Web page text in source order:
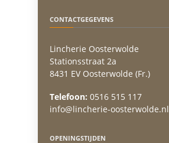
CONTACTGEGEVENS
Lincherie Oosterwolde
Stationsstraat 2a
8431 EV Oosterwolde (Fr.)
Telefoon: 0516 515 117
info@lincherie-oosterwolde.nl
OPENINGSTIJDEN